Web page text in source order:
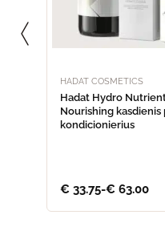
HADAT COSMETICS
Hadat Hydro
Nourishing kasdienis
kondicionierius
€ 33.75-€ 63.00